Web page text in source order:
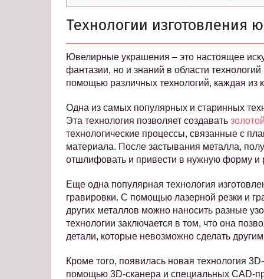
Технологии изготовления
Ювелирные украшения – это настоящее
фантазии, но и знаний в области
помощью различных технологий, каждая из
Одна из самых популярных и старинных
Эта технология позволяет создавать
технологические процессы, связанные с
материала. После застывания металла,
отшлифовать и привести в нужную форму и
Еще одна популярная технология
гравировки. С помощью лазерной резки и
других металлов можно наносить разные
технологии заключается в том, что она
детали, которые невозможно сделать
Кроме того, появилась новая технология
помощью 3D-сканера и специальных CAD-